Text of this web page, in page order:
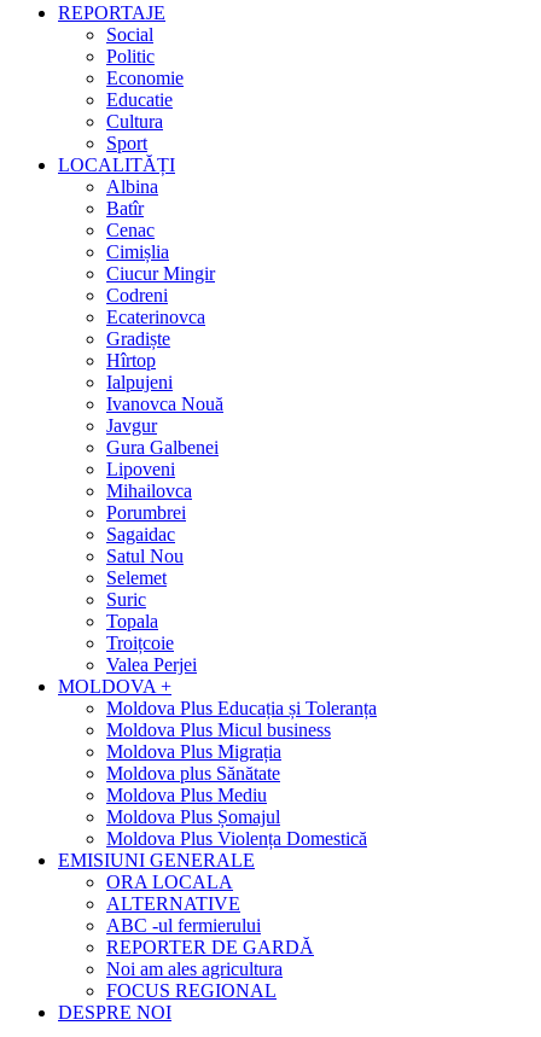
REPORTAJE
Social
Politic
Economie
Educatie
Cultura
Sport
LOCALITĂȚI
Albina
Batîr
Cenac
Cimișlia
Ciucur Mingir
Codreni
Ecaterinovca
Gradiște
Hîrtop
Ialpujeni
Ivanovca Nouă
Javgur
Gura Galbenei
Lipoveni
Mihailovca
Porumbrei
Sagaidac
Satul Nou
Selemet
Suric
Topala
Troițcoie
Valea Perjei
MOLDOVA +
Moldova Plus Educația și Toleranța
Moldova Plus Micul business
Moldova Plus Migrația
Moldova plus Sănătate
Moldova Plus Mediu
Moldova Plus Șomajul
Moldova Plus Violența Domestică
EMISIUNI GENERALE
ORA LOCALA
ALTERNATIVE
ABC -ul fermierului
REPORTER DE GARDĂ
Noi am ales agricultura
FOCUS REGIONAL
DESPRE NOI